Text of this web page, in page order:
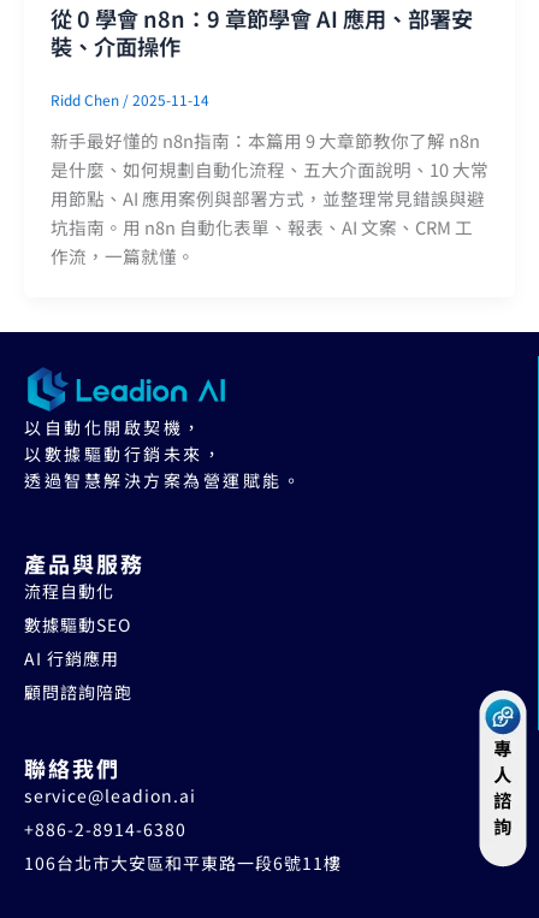
從 0 學會 n8n：9 章節學會 AI 應用、部署安
裝、介面操作
Ridd Chen /2025-11-14
新手最好懂的 n8n指南：本篇用 9 大章節教你了解 n8n
是什麼、如何規劃自動化流程、五大介面說明、10 大常
用節點、AI 應用案例與部署方式，並整理常見錯誤與避
坑指南。用 n8n 自動化表單、報表、AI 文案、CRM 工
作流，一篇就懂。
以自動化開啟契機，
以數據驅動行銷未來，
透過智慧解決方案為營運賦能。
產品與服務
流程自動化
數據驅動SEO
AI 行銷應用
顧問諮詢陪跑
聯絡我們
service@leadion.ai
+886-2-8914-6380
106台北市大安區和平東路一段6號11樓